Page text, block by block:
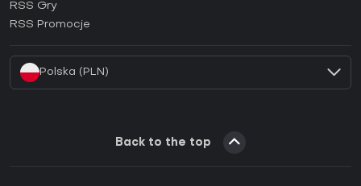
Jak aktywować klucz EA App (CD Key)?
RSS Gry
RSS Promocje
Polska (PLN)
Back to the top